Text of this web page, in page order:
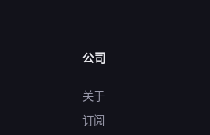
公司
关于
订阅